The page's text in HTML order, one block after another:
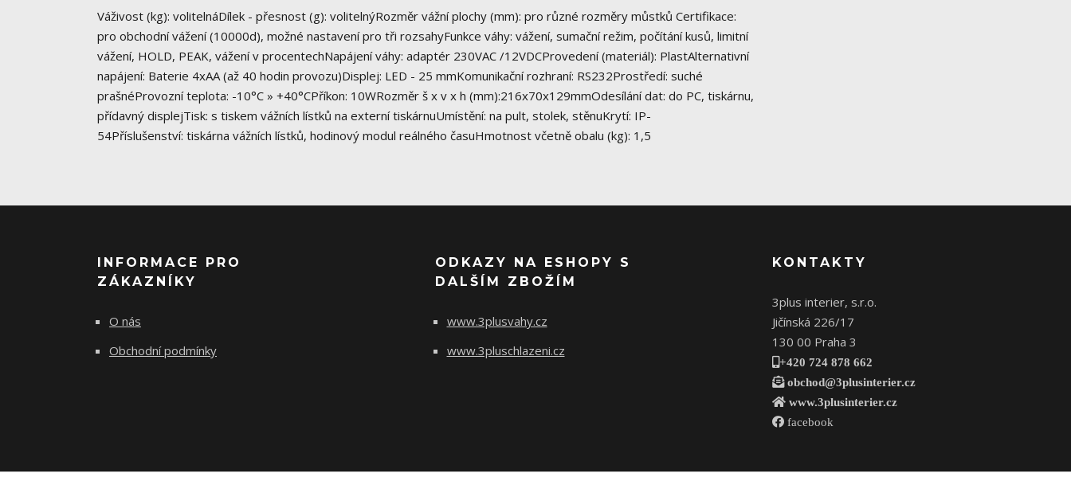
Váživost (kg): volitelnáDílek - přesnost (g): volitelnýRozměr vážní plochy (mm): pro různé rozměry můstků Certifikace:
pro obchodní vážení (10000d), možné nastavení pro tři rozsahyFunkce váhy: vážení, sumační režim, počítání kusů, limitní
vážení, HOLD, PEAK, vážení v procentechNapájení váhy: adaptér 230VAC /12VDCProvedení (materiál): PlastAlternativní
napájení: Baterie 4xAA (až 40 hodin provozu)Displej: LED - 25 mmKomunikační rozhraní: RS232Prostředí: suché
prašnéProvozní teplota: -10°C » +40°CPříkon: 10WRozměr š x v x h (mm):216x70x129mmOdesílání dat: do PC, tiskárnu,
přídavný displejTisk: s tiskem vážních lístků na externí tiskárnuUmístění: na pult, stolek, stěnuKrytí: IP-
54Příslušenství: tiskárna vážních lístků, hodinový modul reálného časuHmotnost včetně obalu (kg): 1,5
INFORMACE PRO
ZÁKAZNÍKY
O nás
Obchodní podmínky
ODKAZY NA ESHOPY S
DALŠÍM ZBOŽÍM
www.3plusvahy.cz
www.3pluschlazeni.cz
KONTAKTY
3plus interier, s.r.o.
Jičínská 226/17
130 00 Praha 3
+420 724 878 662
obchod@3plusinterier.cz
www.3plusinterier.cz
facebook